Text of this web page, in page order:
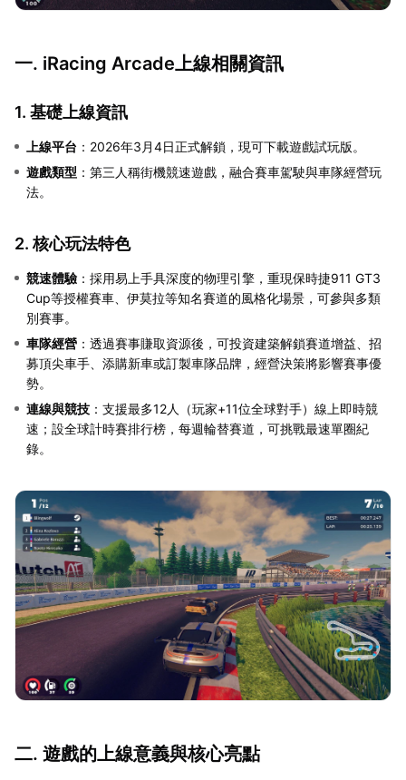
一. iRacing Arcade上線相關資訊
1. 基礎上線資訊
上線平台 ：2026年3月4日正式解鎖，現可下載遊戲試玩版。
遊戲類型 ：第三人稱街機競速遊戲，融合賽車駕駛與車隊經營玩
法。
2. 核心玩法特色
競速體驗 ：採用易上手具深度的物理引擎，重現保時捷911 GT3
Cup等授權賽車、伊莫拉等知名賽道的風格化場景，可參與多類
別賽事。
車隊經營 ：透過賽事賺取資源後，可投資建築解鎖賽道增益、招
募頂尖車手、添購新車或訂製車隊品牌，經營決策將影響賽事優
勢。
連線與競技 ：支援最多12人（玩家+11位全球對手）線上即時競
速；設全球計時賽排行榜，每週輪替賽道，可挑戰最速單圈紀
錄。
二. 遊戲的上線意義與核心亮點